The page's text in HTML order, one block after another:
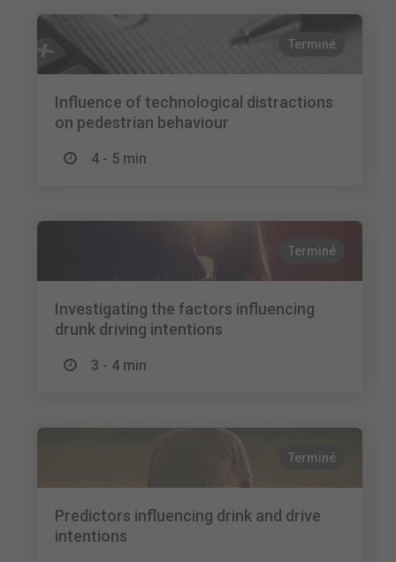
Terminé
Influence of technological distractions
on pedestrian behaviour
4 - 5 min
Terminé
Investigating the factors influencing
drunk driving intentions
3 - 4 min
Terminé
Predictors influencing drink and drive
intentions